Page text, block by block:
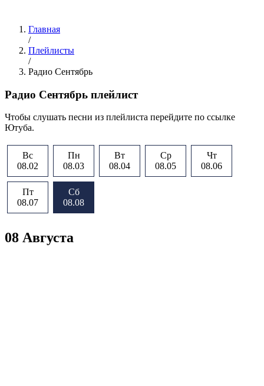
Главная
/
Плейлисты
/
Радио Сентябрь
Радио Сентябрь плейлист
Чтобы слушать песни из плейлиста перейдите по ссылке
Ютуба.
Вс
08.02
Пн
08.03
Вт
08.04
Ср
08.05
Чт
08.06
Пт
08.07
Сб
08.08
08 Августа